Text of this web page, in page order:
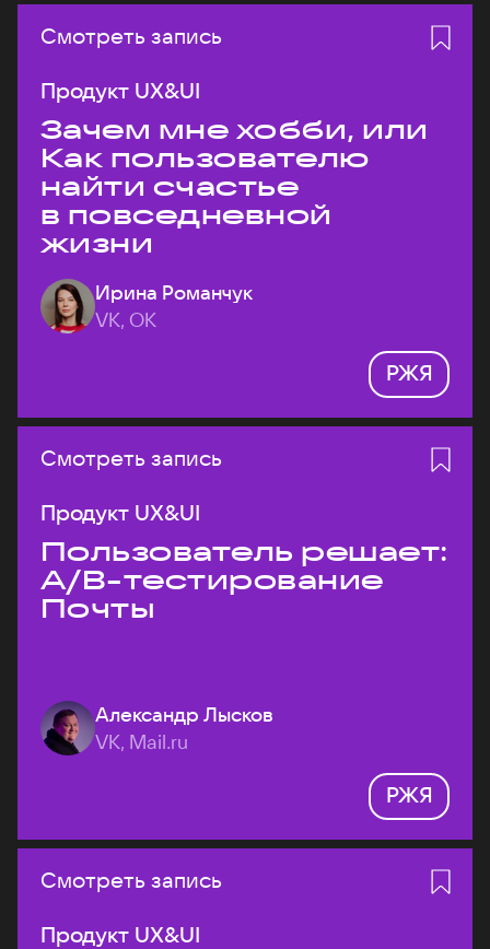
Смотреть запись
Продукт UX&UI
Зачем мне хобби, или
Как пользователю
найти счастье
в повседневной
жизни
Ирина Романчук
VK, ОК
РЖЯ
Смотреть запись
Продукт UX&UI
Пользователь решает:
A/B-тестирование
Почты
Александр Лысков
VK, Mail.ru
РЖЯ
Смотреть запись
Продукт UX&UI